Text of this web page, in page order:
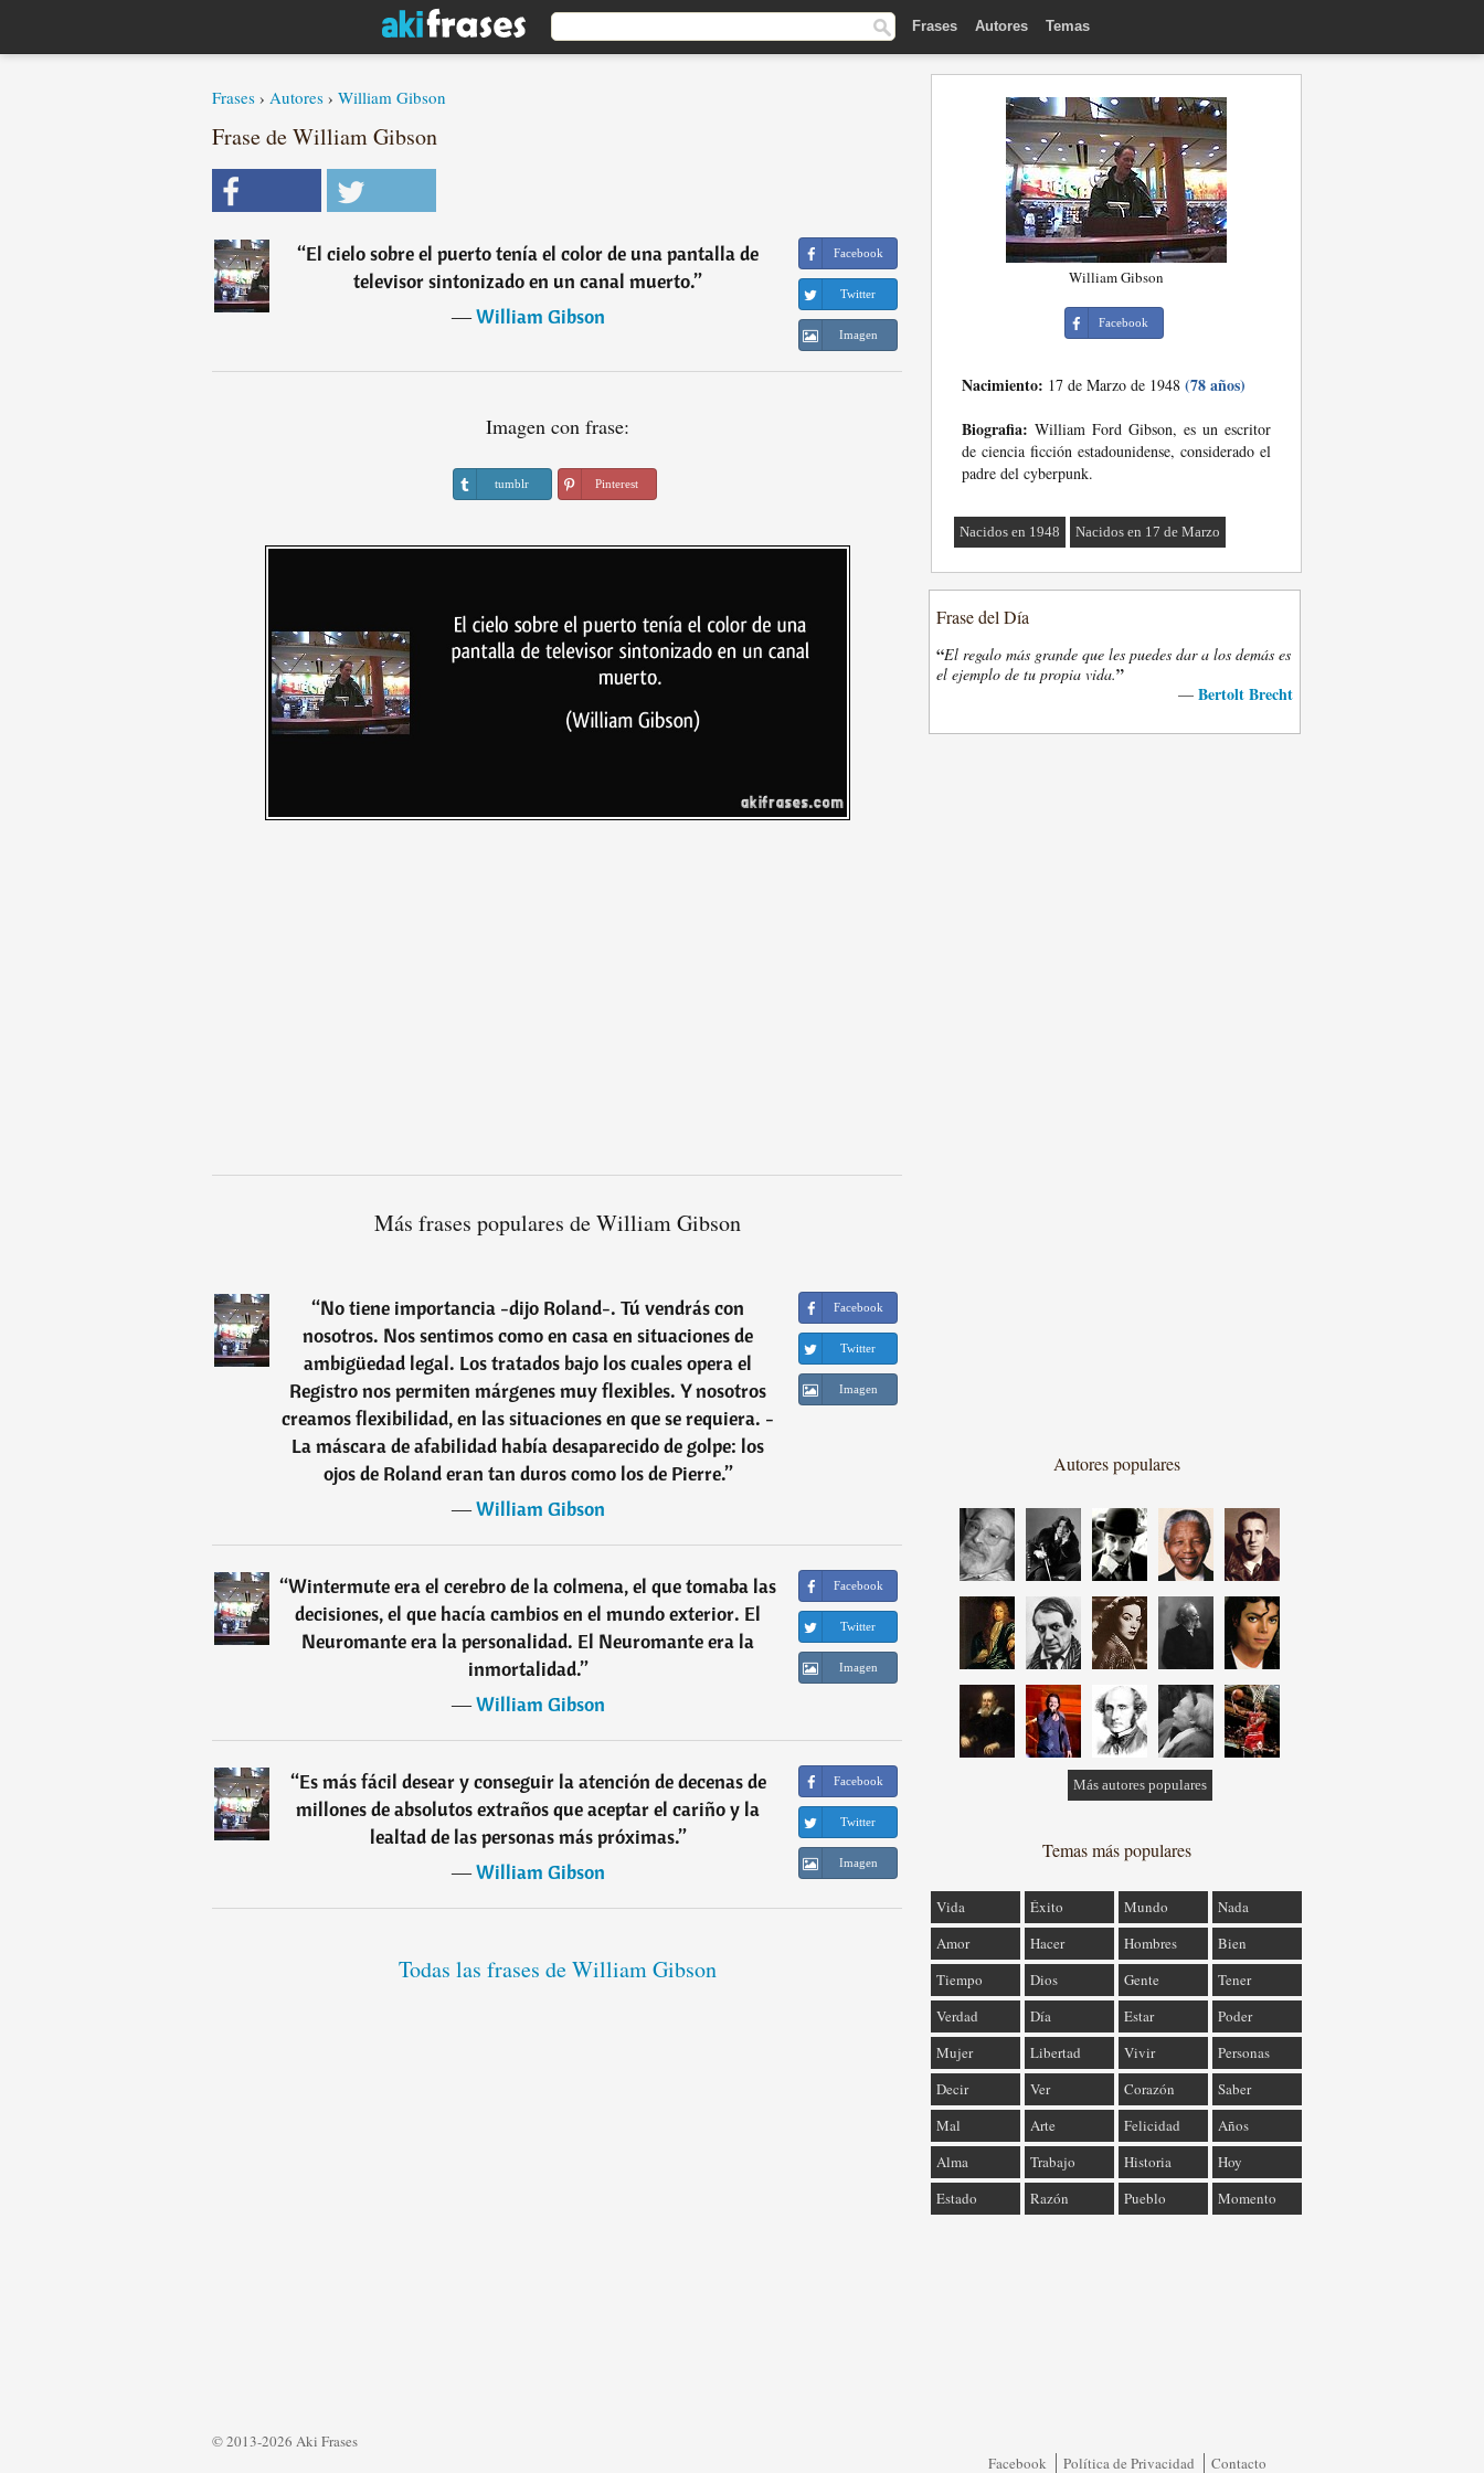
Frases Autores Temas
Frases › Autores › William Gibson
Frase de William Gibson
“El cielo sobre el puerto tenía el color de una pantalla de
televisor sintonizado en un canal muerto.”
―William Gibson
Facebook
Twitter
Imagen
Imagen con frase:
tumblr Pinterest
Más frases populares de William Gibson
“No tiene importancia -dijo Roland-. Tú vendrás con
nosotros. Nos sentimos como en casa en situaciones de
ambigüedad legal. Los tratados bajo los cuales opera el
Registro nos permiten márgenes muy flexibles. Y nosotros
creamos flexibilidad, en las situaciones en que se requiera. -
La máscara de afabilidad había desaparecido de golpe: los
ojos de Roland eran tan duros como los de Pierre.”
―William Gibson
Facebook
Twitter
Imagen
“Wintermute era el cerebro de la colmena, el que tomaba las
decisiones, el que hacía cambios en el mundo exterior. El
Neuromante era la personalidad. El Neuromante era la
inmortalidad.”
―William Gibson
Facebook
Twitter
Imagen
“Es más fácil desear y conseguir la atención de decenas de
millones de absolutos extraños que aceptar el cariño y la
lealtad de las personas más próximas.”
―William Gibson
Facebook
Twitter
Imagen
Todas las frases de William Gibson
William Gibson
Facebook
Nacimiento: 17 de Marzo de 1948 (78 años)
Biografia: William Ford Gibson, es un escritor
de ciencia ficción estadounidense, considerado el
padre del cyberpunk.
Nacidos en 1948 Nacidos en 17 de Marzo
Frase del Día
“El regalo más grande que les puedes dar a los demás es
el ejemplo de tu propia vida.”
— Bertolt Brecht
Autores populares
Más autores populares
Temas más populares
Vida Éxito Mundo
Nada
Amor
Hacer Hombres
Bien
Tiempo
Dios Gente
Tener
Verdad
Día Estar
Poder
Mujer
Libertad Vivir
Personas
Decir
Ver Corazón
Saber
Mal
Arte Felicidad
Años
Alma
Trabajo Historia
Hoy
Estado
Razón Pueblo Momento
© 2013-2026 Aki Frases
Facebook
Política de Privacidad Contacto